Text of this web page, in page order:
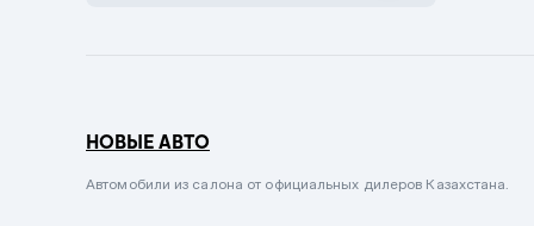
Сиреневый металлик
НОВЫЕ АВТО
Автомобили из салона от официальных дилеров Казахстана.